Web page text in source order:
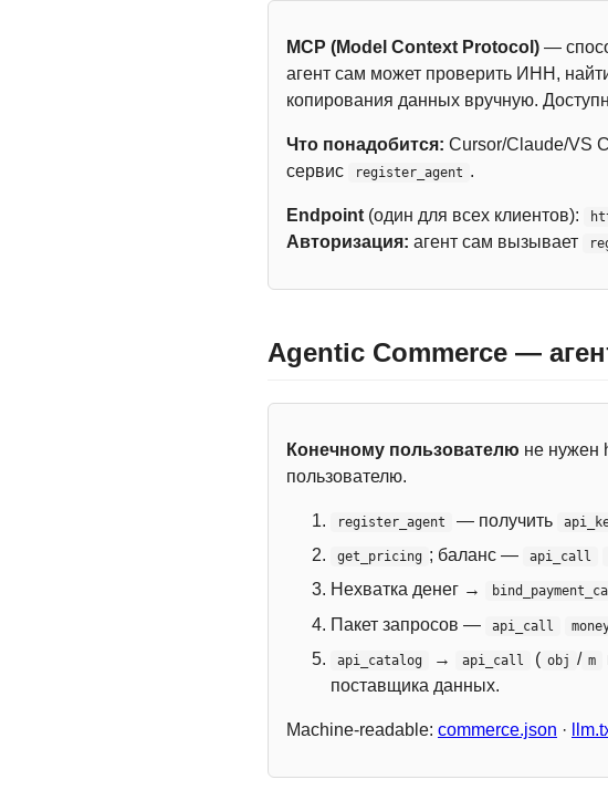
MCP (Model Context Protocol) —
агент сам может проверить ИНН,
копирования данных вручную.
Что понадобится: Cursor/Claude/VS
сервис
register_agent .
Endpoint (один для всех клиентов):
Авторизация: агент сам вызывает
Agentic Commerce —
Конечному пользователю не нужен
пользователю.
register_agent — получить
get_pricing ; баланс — api_call
Нехватка денег →
Пакет запросов —
api_call
api_catalog → api_call ( obj / m
поставщика данных.
Machine-readable: commerce.json ·